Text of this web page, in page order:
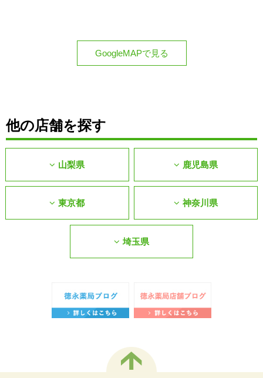
GoogleMAPで見る
他の店舗を探す
山梨県 鹿児島県
東京都 神奈川県
埼玉県